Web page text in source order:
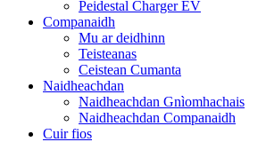
Peidestal Charger EV
Companaidh
Mu ar deidhinn
Teisteanas
Ceistean Cumanta
Naidheachdan
Naidheachdan Gnìomhachais
Naidheachdan Companaidh
Cuir fios